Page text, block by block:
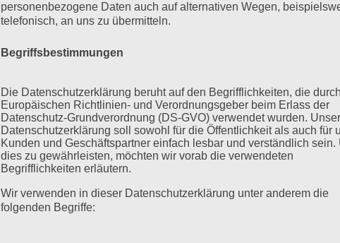
personenbezogene Daten auch auf alternativen Wegen,
telefonisch, an uns zu übermitteln.
Begriffsbestimmungen
Die Datenschutzerklärung beruht auf den Begrifflichkeiten, die
Europäischen Richtlinien- und Verordnungsgeber beim Erlass der
Datenschutz-Grundverordnung (DS-GVO) verwendet wurden.
Datenschutzerklärung soll sowohl für die Öffentlichkeit als auch für
Kunden und Geschäftspartner einfach lesbar und verständlich sein.
dies zu gewährleisten, möchten wir vorab die verwendeten
Begrifflichkeiten erläutern.
Wir verwenden in dieser Datenschutzerklärung unter anderem die
folgenden Begriffe: